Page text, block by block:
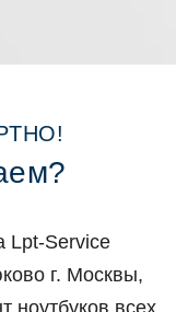
Lpt-Service
г. Москвы,